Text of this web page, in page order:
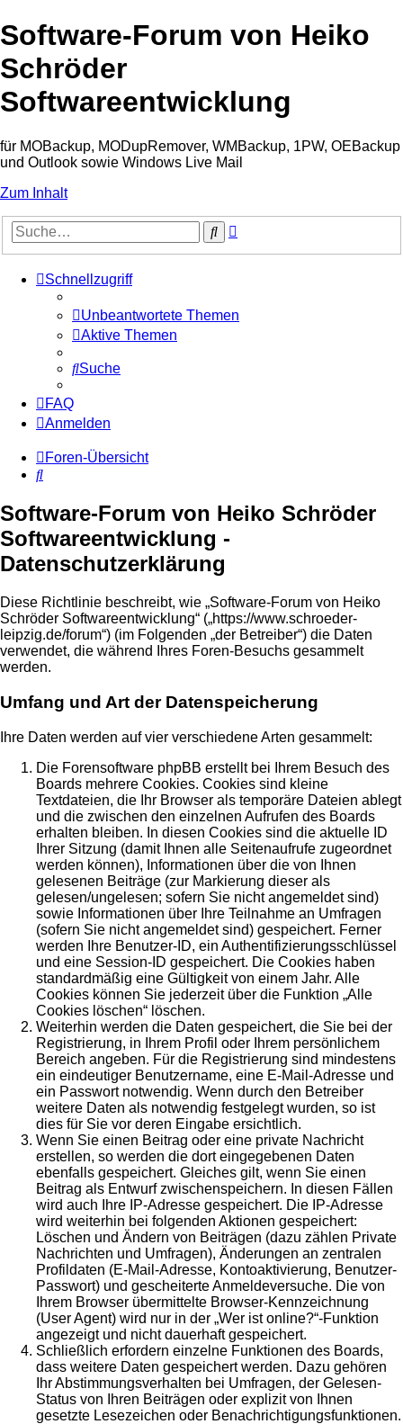
Software-Forum von Heiko
Schröder
Softwareentwicklung
für MOBackup, MODupRemover, WMBackup, 1PW, OEBackup
und Outlook sowie Windows Live Mail
Zum Inhalt
Suche
Schnellzugriff
Unbeantwortete Themen
Aktive Themen
Suche
FAQ
Anmelden
Foren-Übersicht
Suche
Software-Forum von Heiko Schröder
Softwareentwicklung -
Datenschutzerklärung
Diese Richtlinie beschreibt, wie „Software-Forum von Heiko
Schröder Softwareentwicklung“ („https://www.schroeder-
leipzig.de/forum“) (im Folgenden „der Betreiber“) die Daten
verwendet, die während Ihres Foren-Besuchs gesammelt
werden.
Umfang und Art der Datenspeicherung
Ihre Daten werden auf vier verschiedene Arten gesammelt:
Die Forensoftware phpBB erstellt bei Ihrem Besuch des
Boards mehrere Cookies. Cookies sind kleine
Textdateien, die Ihr Browser als temporäre Dateien ablegt
und die zwischen den einzelnen Aufrufen des Boards
erhalten bleiben. In diesen Cookies sind die aktuelle ID
Ihrer Sitzung (damit Ihnen alle Seitenaufrufe zugeordnet
werden können), Informationen über die von Ihnen
gelesenen Beiträge (zur Markierung dieser als
gelesen/ungelesen; sofern Sie nicht angemeldet sind)
sowie Informationen über Ihre Teilnahme an Umfragen
(sofern Sie nicht angemeldet sind) gespeichert. Ferner
werden Ihre Benutzer-ID, ein Authentifizierungsschlüssel
und eine Session-ID gespeichert. Die Cookies haben
standardmäßig eine Gültigkeit von einem Jahr. Alle
Cookies können Sie jederzeit über die Funktion „Alle
Cookies löschen“ löschen.
Weiterhin werden die Daten gespeichert, die Sie bei der
Registrierung, in Ihrem Profil oder Ihrem persönlichem
Bereich angeben. Für die Registrierung sind mindestens
ein eindeutiger Benutzername, eine E-Mail-Adresse und
ein Passwort notwendig. Wenn durch den Betreiber
weitere Daten als notwendig festgelegt wurden, so ist
dies für Sie vor deren Eingabe ersichtlich.
Wenn Sie einen Beitrag oder eine private Nachricht
erstellen, so werden die dort eingegebenen Daten
ebenfalls gespeichert. Gleiches gilt, wenn Sie einen
Beitrag als Entwurf zwischenspeichern. In diesen Fällen
wird auch Ihre IP-Adresse gespeichert. Die IP-Adresse
wird weiterhin bei folgenden Aktionen gespeichert:
Löschen und Ändern von Beiträgen (dazu zählen Private
Nachrichten und Umfragen), Änderungen an zentralen
Profildaten (E-Mail-Adresse, Kontoaktivierung, Benutzer-
Passwort) und gescheiterte Anmeldeversuche. Die von
Ihrem Browser übermittelte Browser-Kennzeichnung
(User Agent) wird nur in der „Wer ist online?“-Funktion
angezeigt und nicht dauerhaft gespeichert.
Schließlich erfordern einzelne Funktionen des Boards,
dass weitere Daten gespeichert werden. Dazu gehören
Ihr Abstimmungsverhalten bei Umfragen, der Gelesen-
Status von Ihren Beiträgen oder explizit von Ihnen
gesetzte Lesezeichen oder Benachrichtigungsfunktionen.